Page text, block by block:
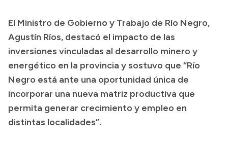
Boletín Oficial
Compras y licitaciones
Consulta de expedientes
Consulta de pago a proveedores
Convocatorias
Intranet
El Ministro de Gobierno y Trabajo de Río Negro,
Agustín Ríos, destacó el impacto de las
inversiones vinculadas al desarrollo minero y
energético en la provincia y sostuvo que “Río
Negro está ante una oportunidad única de
incorporar una nueva matriz productiva que
permita generar crecimiento y empleo en
distintas localidades”.